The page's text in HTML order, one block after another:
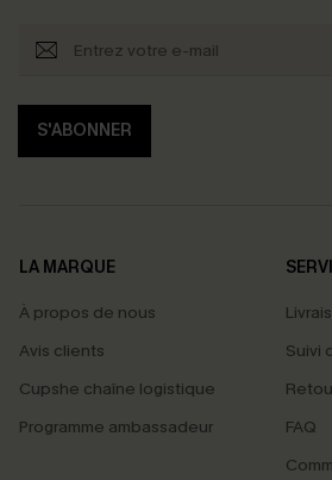
S'ABONNER
LA MARQUE
À propos de nous
Avis clients
Cupshe chaîne logistique
Programme ambassadeur
Suivi
FAQ